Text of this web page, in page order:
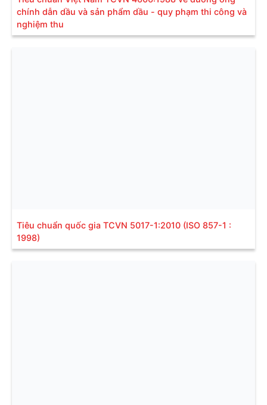
chính dẫn dầu và sản phẩm dầu - quy phạm thi công và
nghiệm thu
Tiêu chuẩn quốc gia TCVN 5017-1:2010 (ISO 857-1 :
1998)